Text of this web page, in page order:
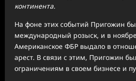
континента.
На фоне этих событий Пригожин
международный розыск, и в
Американское ФБР выдало в
арест. В связи с этим, Пригожин
ограничениям в своем бизнесе и